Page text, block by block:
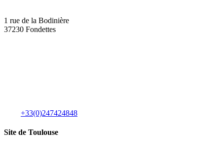
1 rue de la Bodinière
37230 Fondettes
+33(0)247424848
Site de Toulouse